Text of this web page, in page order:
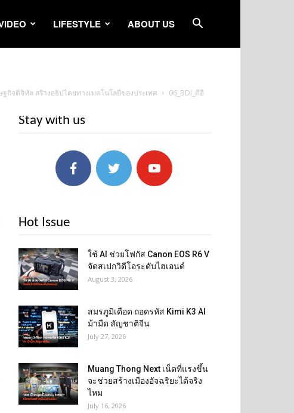
LIFESTYLE ABOUT US
กิจดิจิทัล สร้างอธิปไตยทางเทคโนโลยีของประเทศ
06_BDI_ดีอี
Stay with us
Hot Issue
ใช้ AI ช่วยโฟกัส Canon EOS R6 V
จัดสเปกวิดีโอระดับไฮเอนด์
August 3, 2026
สมรภูมิเดือด ถอดรหัส Kimi K3 AI
ม้ามืด สัญชาติจีน
July 27, 2026
Muang Thong Next เน็ตที่แรงขึ้น
จะช่วยสร้างเมืองอัจฉริยะได้จริง
ไหม
July 16, 2026